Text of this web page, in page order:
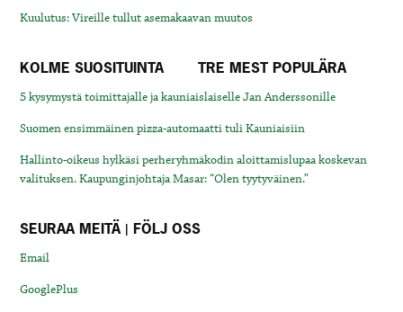
Kuulutus: Vireille tullut asemakaavan muutos
KOLME SUOSITUINTA TRE MEST POPULÄRA
5 kysymystä toimittajalle ja kauniaislaiselle Jan Anderssonille
Suomen ensimmäinen pizza-automaatti tuli Kauniaisiin
Hallinto-oikeus hylkäsi perheryhmäkodin aloittamislupaa koskevan
valituksen. Kaupunginjohtaja Masar: “Olen tyytyväinen.”
SEURAA MEITÄ | FÖLJ OSS
Email
GooglePlus